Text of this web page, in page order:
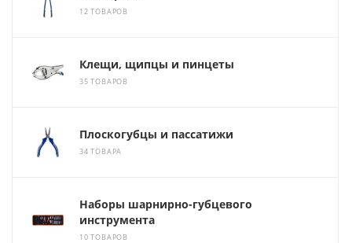
12 ТОВАРОВ
Клещи, щипцы и пинцеты
35 ТОВАРОВ
Плоскогубцы и пассатижи
34 ТОВАРА
Наборы шарнирно-губцевого
инструмента
10 ТОВАРОВ